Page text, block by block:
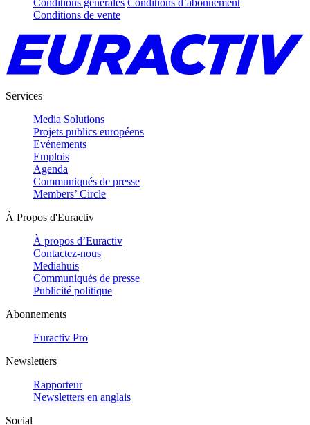
Conditions de vente
Services
Media Solutions
Projets publics européens
Evénements
Emplois
Agenda
Communiqués de presse
Members’ Circle
À Propos d'Euractiv
À propos d’Euractiv
Contactez-nous
Mediahuis
Communiqués de presse
Publicité politique
Abonnements
Euractiv Pro
Newsletters
Rapporteur
Newsletters en anglais
Social